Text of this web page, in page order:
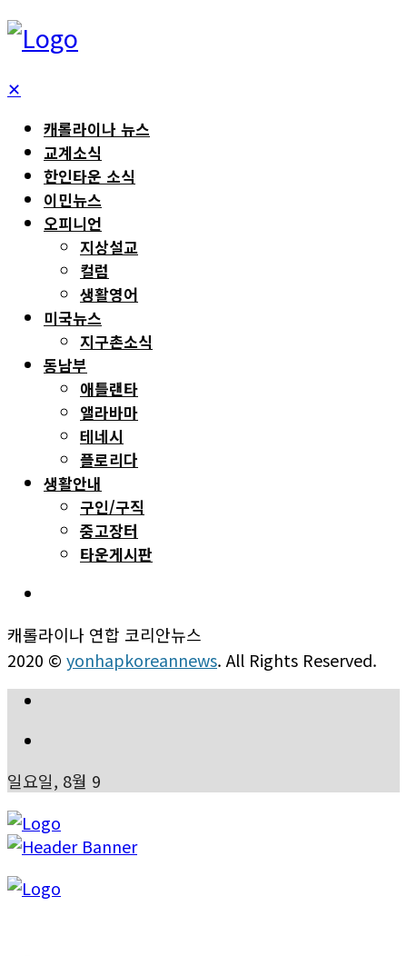
✕
캐롤라이나 뉴스
교계소식
한인타운 소식
이민뉴스
오피니언
지상설교
컬럼
생활영어
미국뉴스
지구촌소식
동남부
애틀랜타
앨라바마
테네시
플로리다
생활안내
구인/구직
중고장터
타운게시판
캐롤라이나 연합 코리안뉴스
2020 © yonhapkoreannews. All Rights Reserved.
일요일, 8월 9